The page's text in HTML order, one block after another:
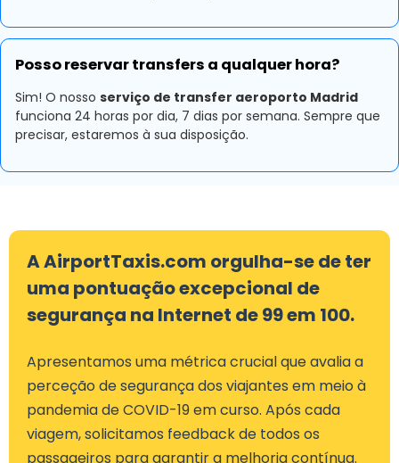
Posso reservar transfers a qualquer hora?
Sim! O nosso serviço de transfer aeroporto Madrid
funciona 24 horas por dia, 7 dias por semana. Sempre que
precisar, estaremos à sua disposição.
A AirportTaxis.com orgulha-se de ter
uma pontuação excepcional de
segurança na Internet de 99 em 100.
Apresentamos uma métrica crucial que avalia a
perceção de segurança dos viajantes em meio à
pandemia de COVID-19 em curso. Após cada
viagem, solicitamos feedback de todos os
passageiros para garantir a melhoria contínua.